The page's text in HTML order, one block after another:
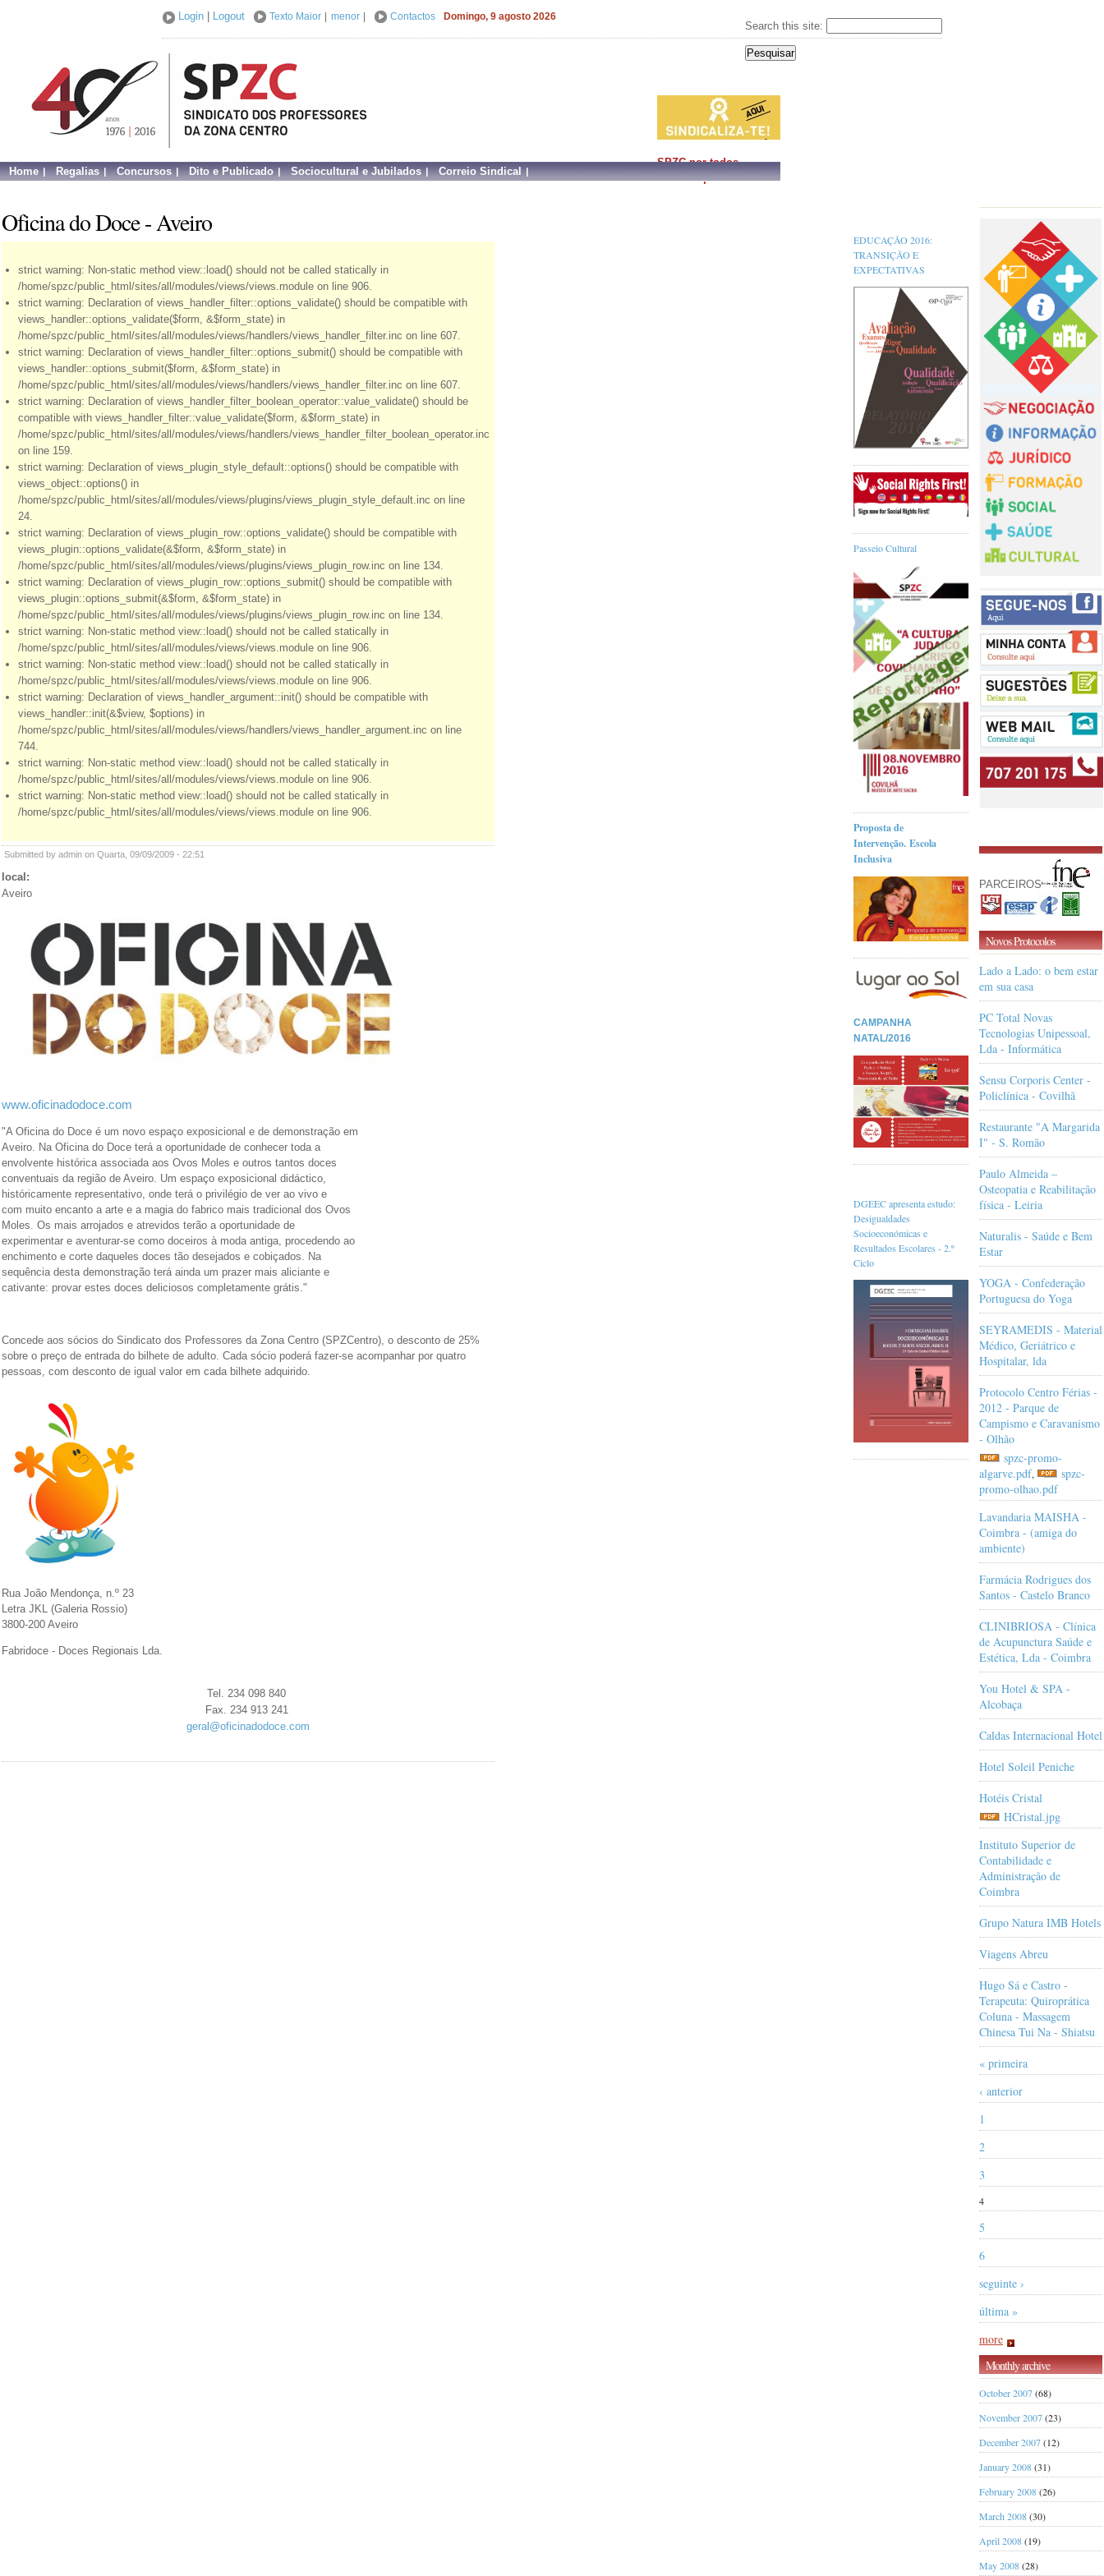
Login Logout Texto Maior menor Contactos Domingo, 9 agosto 2026
Search this site:
SPZC por todos,
Home Regalias Concursos Dito e Publicado Sociocultural e Jubilados Correio Sindical
Oficina do Doce - Aveiro
strict warning: Non-static method view::load() should not be called statically in
/home/spzc/public_html/sites/all/modules/views/views.module on line 906.
strict warning: Declaration of views_handler_filter::options_validate() should be compatible with
views_handler::options_validate($form, &$form_state) in
/home/spzc/public_html/sites/all/modules/views/handlers/views_handler_filter.inc on line 607.
strict warning: Declaration of views_handler_filter::options_submit() should be compatible with
views_handler::options_submit($form, &$form_state) in
/home/spzc/public_html/sites/all/modules/views/handlers/views_handler_filter.inc on line 607.
strict warning: Declaration of views_handler_filter_boolean_operator::value_validate() should be
compatible with views_handler_filter::value_validate($form, &$form_state) in
/home/spzc/public_html/sites/all/modules/views/handlers/views_handler_filter_boolean_operator.inc
on line 159.
strict warning: Declaration of views_plugin_style_default::options() should be compatible with
views_object::options() in
/home/spzc/public_html/sites/all/modules/views/plugins/views_plugin_style_default.inc on line
24.
strict warning: Declaration of views_plugin_row::options_validate() should be compatible with
views_plugin::options_validate(&$form, &$form_state) in
/home/spzc/public_html/sites/all/modules/views/plugins/views_plugin_row.inc on line 134.
strict warning: Declaration of views_plugin_row::options_submit() should be compatible with
views_plugin::options_submit(&$form, &$form_state) in
/home/spzc/public_html/sites/all/modules/views/plugins/views_plugin_row.inc on line 134.
strict warning: Non-static method view::load() should not be called statically in
/home/spzc/public_html/sites/all/modules/views/views.module on line 906.
strict warning: Non-static method view::load() should not be called statically in
/home/spzc/public_html/sites/all/modules/views/views.module on line 906.
strict warning: Declaration of views_handler_argument::init() should be compatible with
views_handler::init(&$view, $options) in
/home/spzc/public_html/sites/all/modules/views/handlers/views_handler_argument.inc on line
744.
strict warning: Non-static method view::load() should not be called statically in
/home/spzc/public_html/sites/all/modules/views/views.module on line 906.
strict warning: Non-static method view::load() should not be called statically in
/home/spzc/public_html/sites/all/modules/views/views.module on line 906.
Submitted by admin on Quarta, 09/09/2009 - 22:51
local:
Aveiro
www.oficinadodoce.com
"A Oficina do Doce é um novo espaço exposicional e de demonstração em
Aveiro. Na Oficina do Doce terá a oportunidade de conhecer toda a
envolvente histórica associada aos Ovos Moles e outros tantos doces
conventuais da região de Aveiro. Um espaço exposicional didáctico,
históricamente representativo, onde terá o privilégio de ver ao vivo e
com muito encanto a arte e a magia do fabrico mais tradicional dos Ovos
Moles. Os mais arrojados e atrevidos terão a oportunidade de
experimentar e aventurar-se como doceiros à moda antiga, procedendo ao
enchimento e corte daqueles doces tão desejados e cobiçados. Na
sequência desta demonstração terá ainda um prazer mais aliciante e
cativante: provar estes doces deliciosos completamente grátis."
Concede aos sócios do Sindicato dos Professores da Zona Centro (SPZCentro), o desconto de 25%
sobre o preço de entrada do bilhete de adulto. Cada sócio poderá fazer-se acompanhar por quatro
pessoas, com desconto de igual valor em cada bilhete adquirido.
Rua João Mendonça, n.º 23
Letra JKL (Galeria Rossio)
3800-200 Aveiro
Fabridoce - Doces Regionais Lda.
Tel. 234 098 840
Fax. 234 913 241
geral@oficinadodoce.com
EDUCAÇÃO 2016:
TRANSIÇÃO E
EXPECTATIVAS
Passeio Cultural
Proposta de
Intervenção. Escola
Inclusiva
CAMPANHA
NATAL/2016
DGEEC apresenta estudo:
Desigualdades
Socioeconómicas e
Resultados Escolares - 2.º
Ciclo
PARCEIROS
Novos Protocolos
Lado a Lado: o bem estar
em sua casa
PC Total Novas
Tecnologias Unipessoal,
Lda - Informática
Sensu Corporis Center -
Policlínica - Covilhã
Restaurante "A Margarida
I" - S. Romão
Paulo Almeida –
Osteopatia e Reabilitação
física - Leiria
Naturalis - Saúde e Bem
Estar
YOGA - Confederação
Portuguesa do Yoga
SEYRAMEDIS - Material
Médico, Geriátrico e
Hospitalar, lda
Protocolo Centro Férias -
2012 - Parque de
Campismo e Caravanismo
- Olhão
spzc-promo-
algarve.pdf,
spzc-
promo-olhao.pdf
Lavandaria MAISHA -
Coimbra - (amiga do
ambiente)
Farmácia Rodrigues dos
Santos - Castelo Branco
CLINIBRIOSA - Clínica
de Acupunctura Saúde e
Estética, Lda - Coimbra
You Hotel & SPA -
Alcobaça
Caldas Internacional Hotel
Hotel Soleil Peniche
Hotéis Cristal
HCristal.jpg
Instituto Superior de
Contabilidade e
Administração de
Coimbra
Grupo Natura IMB Hotels
Viagens Abreu
Hugo Sá e Castro -
Terapeuta: Quiroprática
Coluna - Massagem
Chinesa Tui Na - Shiatsu
« primeira
‹ anterior
1
2
3
4
5
6
seguinte ›
última »
more
Monthly archive
October 2007(68)
November 2007(23)
December 2007(12)
January 2008(31)
February 2008(26)
March 2008(30)
April 2008(19)
May 2008(28)